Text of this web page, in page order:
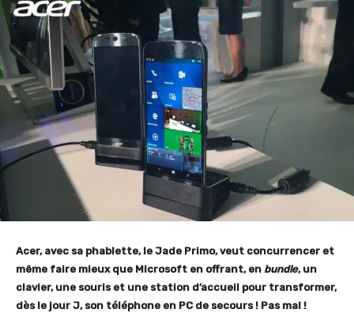
Acer, avec sa phablette, le Jade Primo, veut concurrencer et
même faire mieux que Microsoft en offrant, en bundle, un
clavier, une souris et une station d’accueil pour transformer,
dès le jour J, son téléphone en PC de secours ! Pas mal !